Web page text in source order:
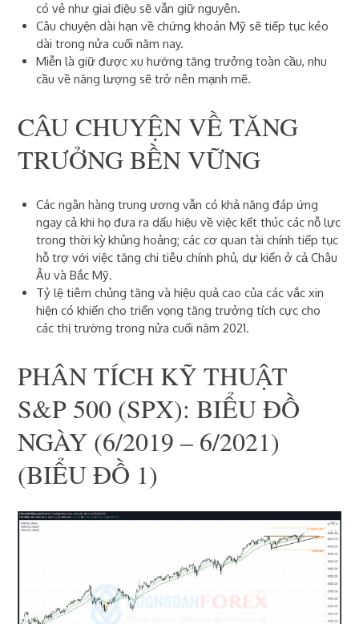
có vẻ như giai điệu sẽ vẫn giữ nguyên.
Câu chuyện dài hạn về chứng khoán Mỹ sẽ tiếp tục kéo
dài trong nửa cuối năm nay.
Miễn là giữ được xu hướng tăng trưởng toàn cầu, nhu
cầu về năng lượng sẽ trở nên mạnh mẽ.
CÂU CHUYỆN VỀ TĂNG
TRƯỞNG BỀN VỮNG
Các ngân hàng trung ương vẫn có khả năng đáp ứng
ngay cả khi họ đưa ra dấu hiệu về việc kết thúc các nỗ lực
trong thời kỳ khủng hoảng; các cơ quan tài chính tiếp tục
hỗ trợ với việc tăng chi tiêu chính phủ, dự kiến ​​ở cả Châu
Âu và Bắc Mỹ.
Tỷ lệ tiêm chủng tăng và hiệu quả cao của các vắc xin
hiện có khiến cho triển vọng tăng trưởng tích cực cho
các thị trường trong nửa cuối năm 2021.
PHÂN TÍCH KỸ THUẬT
S&P 500 (SPX): BIỂU ĐỒ
NGÀY (6/2019 – 6/2021)
(BIỂU ĐỒ 1)